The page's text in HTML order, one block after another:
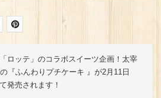
ロッテ」のコラボスイーツ企画！太宰
『ふんわりプチケーキ 』が2月11日
発売されます！